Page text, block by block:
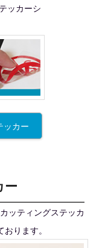
ッカーシ
ッカー
ー
ッティングステッカ
ります。